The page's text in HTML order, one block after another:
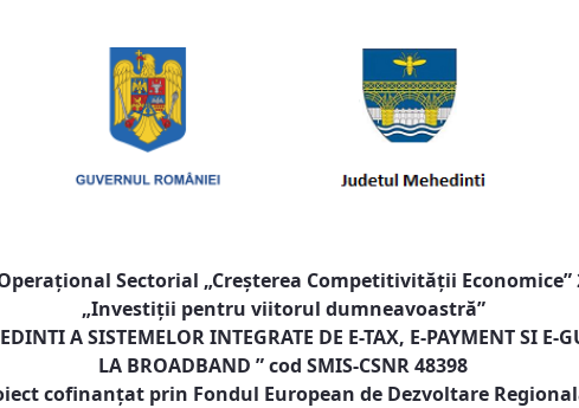
Sectorial „Creşterea Competitivităţii Economice”
„Investiţii pentru viitorul dumneavoastră”
A SISTEMELOR INTEGRATE DE E-TAX, E-PAYMENT SI
LA BROADBAND ” cod SMIS-CSNR 48398
cofinanţat prin Fondul European de Dezvoltare